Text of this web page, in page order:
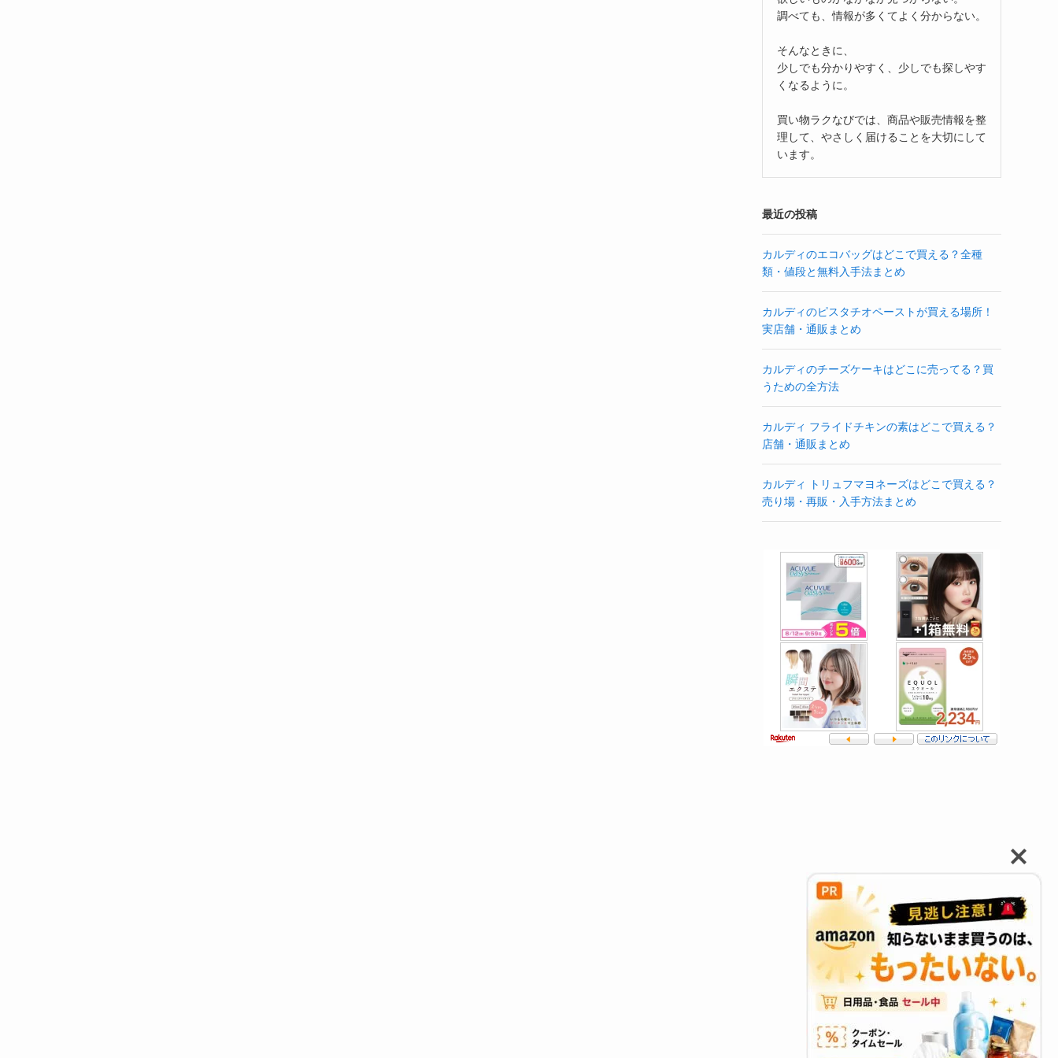
調べても、情報が多くてよく分からない。
そんなときに、
少しでも分かりやすく、少しでも探しやす
くなるように。
買い物ラクなびでは、商品や販売情報を整
理して、やさしく届けることを大切にして
います。
最近の投稿
カルディのエコバッグはどこで買える？全種
類・値段と無料入手法まとめ
カルディのピスタチオペーストが買える場所！
実店舗・通販まとめ
カルディのチーズケーキはどこに売ってる？買
うための全方法
カルディ フライドチキンの素はどこで買える？
店舗・通販まとめ
カルディ トリュフマヨネーズはどこで買える？
売り場・再販・入手方法まとめ